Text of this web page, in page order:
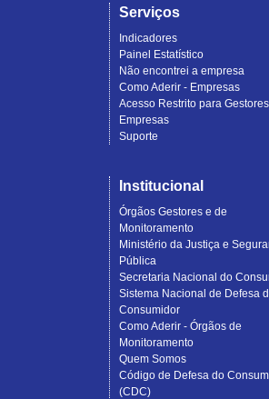
Serviços
Indicadores
Painel Estatístico
Não encontrei a empresa
Como Aderir - Empresas
Acesso Restrito para
Empresas
Suporte
Institucional
Órgãos Gestores e de
Monitoramento
Ministério da Justiça e
Pública
Secretaria Nacional do
Sistema Nacional de Defesa
Consumidor
Como Aderir - Órgãos de
Monitoramento
Quem Somos
Código de Defesa do
(CDC)